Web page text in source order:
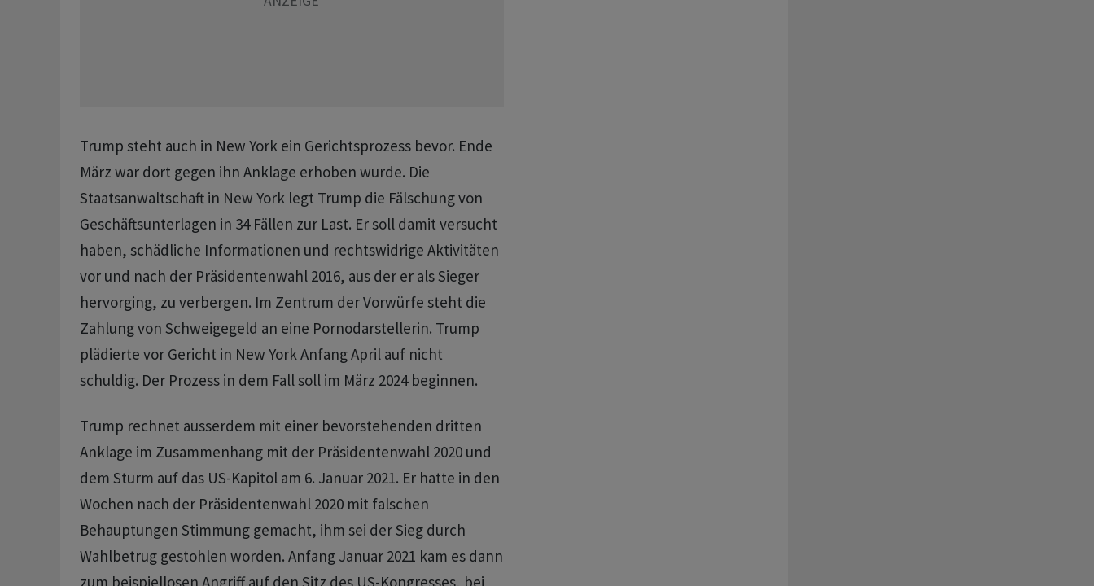
Trump steht auch in New York ein Gerichtsprozess bevor. Ende
März war dort gegen ihn Anklage erhoben wurde. Die
Staatsanwaltschaft in New York legt Trump die Fälschung von
Geschäftsunterlagen in 34 Fällen zur Last. Er soll damit versucht
haben, schädliche Informationen und rechtswidrige Aktivitäten
vor und nach der Präsidentenwahl 2016, aus der er als Sieger
hervorging, zu verbergen. Im Zentrum der Vorwürfe steht die
Zahlung von Schweigegeld an eine Pornodarstellerin. Trump
plädierte vor Gericht in New York Anfang April auf nicht
schuldig. Der Prozess in dem Fall soll im März 2024 beginnen.
Trump rechnet ausserdem mit einer bevorstehenden dritten
Anklage im Zusammenhang mit der Präsidentenwahl 2020 und
dem Sturm auf das US-Kapitol am 6. Januar 2021. Er hatte in den
Wochen nach der Präsidentenwahl 2020 mit falschen
Behauptungen Stimmung gemacht, ihm sei der Sieg durch
Wahlbetrug gestohlen worden. Anfang Januar 2021 kam es dann
zum beispiellosen Angriff auf den Sitz des US-Kongresses, bei